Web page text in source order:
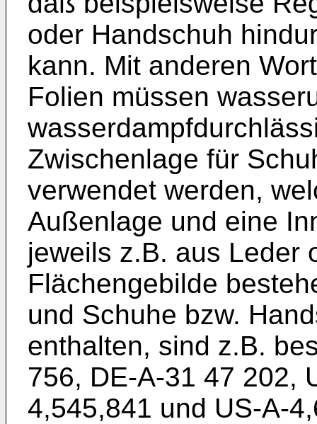
oder Handschuh
kann. Mit anderen
Folien müssen
Zwischenlage für
verwendet werden,
Außenlage und eine
jeweils z.B. aus Leder
Flächengebilde
und Schuhe bzw.
enthalten, sind z.B.
756, DE-A-31 47 202,
4,545,841 und US-A-